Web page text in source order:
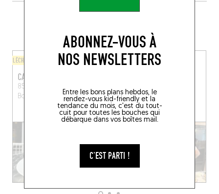
ABONNEZ-VOUS À
NOS NEWSLETTERS
Entre les bons plans hebdos, le
rendez-vous kid-friendly et la
tendance du mois, c'est du tout-
cuit pour toutes les bouches qui
débarque dans vos boîtes mail.
C'EST PARTI !
PLUS DE TABLES DE GENRE À
PROXIMITÉ
LÈCHE-DOIGTS
CAFÉ BB
85 Cr Maréchal Juin
Bordeaux (33000)
ISRAÉLIEN
Bordeaux (33000)